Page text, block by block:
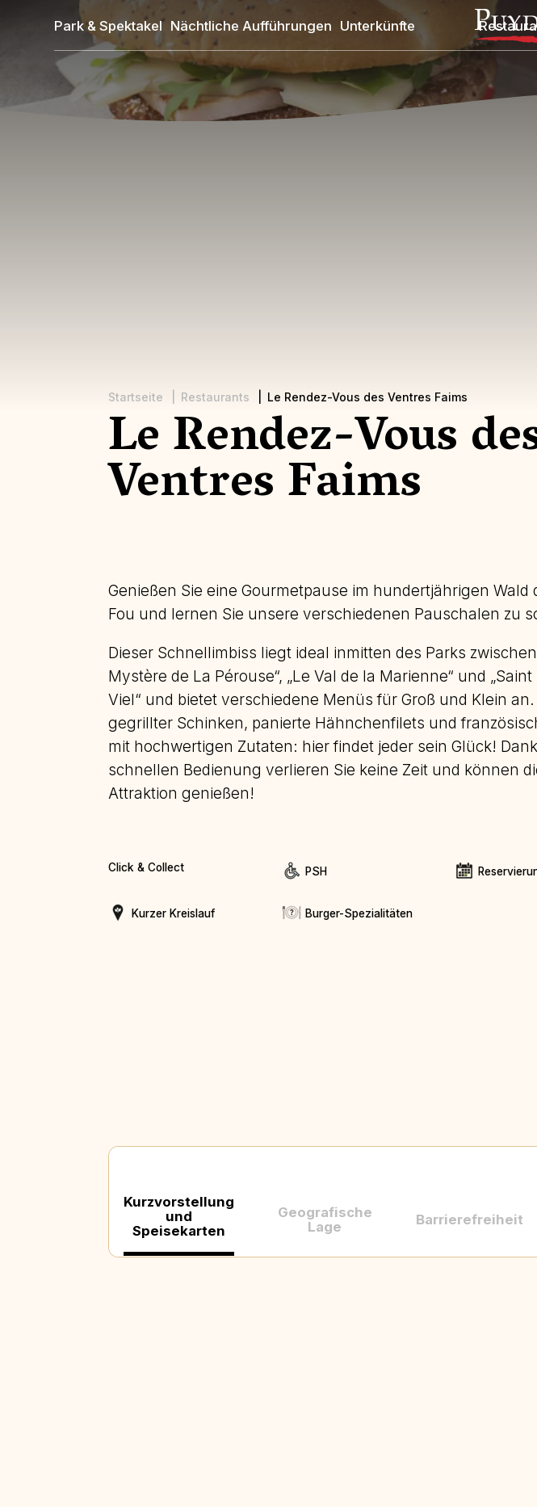
Park & Spektakel Nächtliche Aufführungen Unterkünfte
Pfadnavigation
Startseite Restaurants Le Rendez-Vous des Ventres Faims
Le Rendez-Vous
Ventres Faims
Genießen Sie eine Gourmetpause im hundertjährigen Wald
Fou und lernen Sie unsere verschiedenen Pauschalen zu
Dieser Schnellimbiss liegt ideal inmitten des Parks zwischen
Mystère de La Pérouse“, „Le Val de la Marienne“ und
Viel“ und bietet verschiedene Menüs für Groß und Klein an.
gegrillter Schinken, panierte Hähnchenfilets und
mit hochwertigen Zutaten: hier findet jeder sein Glück!
schnellen Bedienung verlieren Sie keine Zeit und können
Attraktion genießen!
Click & Collect PSH
Kurzer Kreislauf Burger-Spezialitäten
Kurzvorstellung
und
Speisekarten
Geografische
Lage
Barrierefreiheit